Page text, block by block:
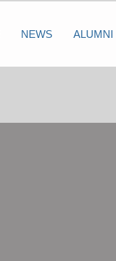
NEWS ALUMNI